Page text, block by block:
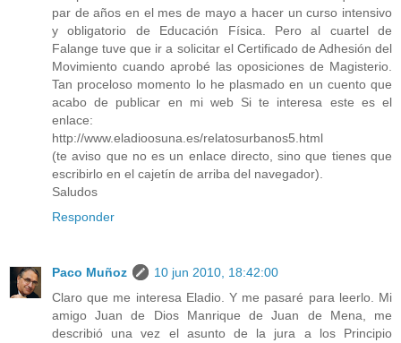
par de años en el mes de mayo a hacer un curso intensivo
y obligatorio de Educación Física. Pero al cuartel de
Falange tuve que ir a solicitar el Certificado de Adhesión del
Movimiento cuando aprobé las oposiciones de Magisterio.
Tan proceloso momento lo he plasmado en un cuento que
acabo de publicar en mi web Si te interesa este es el
enlace:
http://www.eladioosuna.es/relatosurbanos5.html
(te aviso que no es un enlace directo, sino que tienes que
escribirlo en el cajetín de arriba del navegador).
Saludos
Responder
Paco Muñoz
10 jun 2010, 18:42:00
Claro que me interesa Eladio. Y me pasaré para leerlo. Mi
amigo Juan de Dios Manrique de Juan de Mena, me
describió una vez el asunto de la jura a los Principio